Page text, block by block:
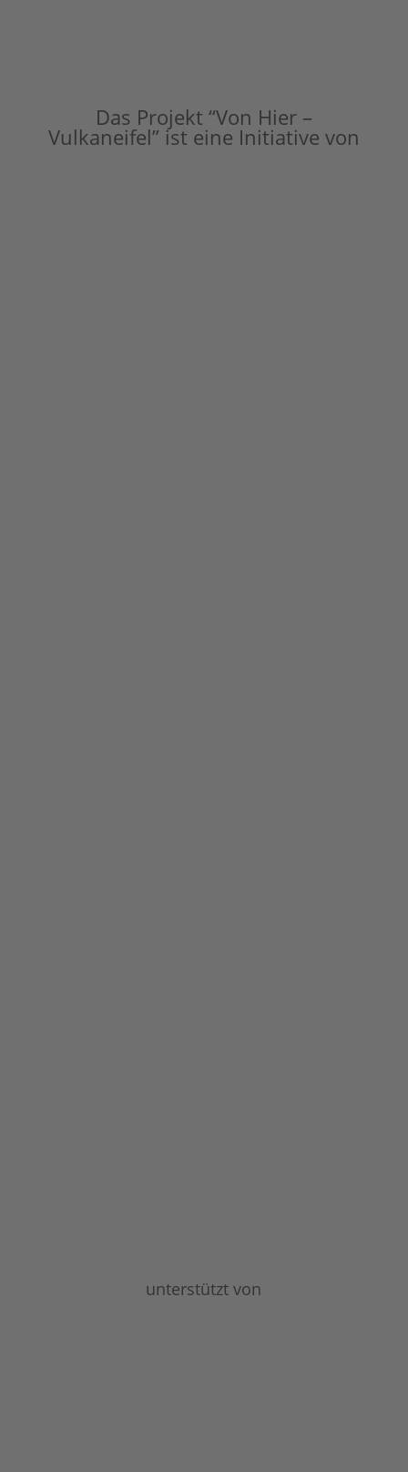
Das Projekt “Von Hier –
Vulkaneifel” ist eine Initiative von
unterstützt von